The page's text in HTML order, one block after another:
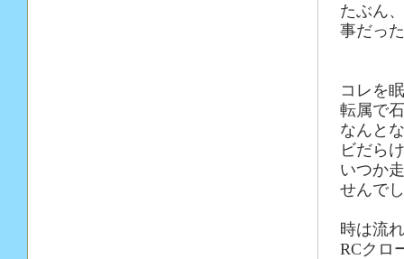
たぶん
事だっ
コレを
転属で
なんと
ビだら
いつか
せんで
時は流
RCクロ